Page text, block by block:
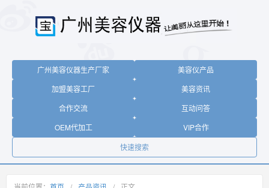
广州美容仪器生产厂家
美容仪产品
加盟美容工厂
美容资讯
合作交流
互动问答
OEM代加工
VIP合作
快速搜索